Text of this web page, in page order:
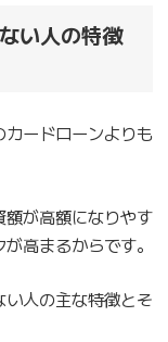
い人の特徴
ードローンよりも
が高額になりやす
高まるからです。
人の主な特徴とそ